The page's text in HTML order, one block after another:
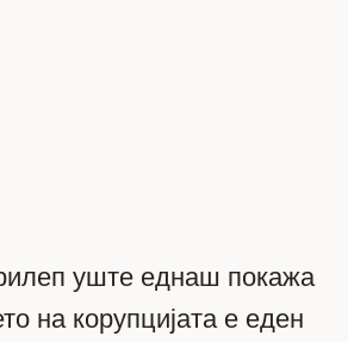
уште еднаш покажа
на корупцијата е еден